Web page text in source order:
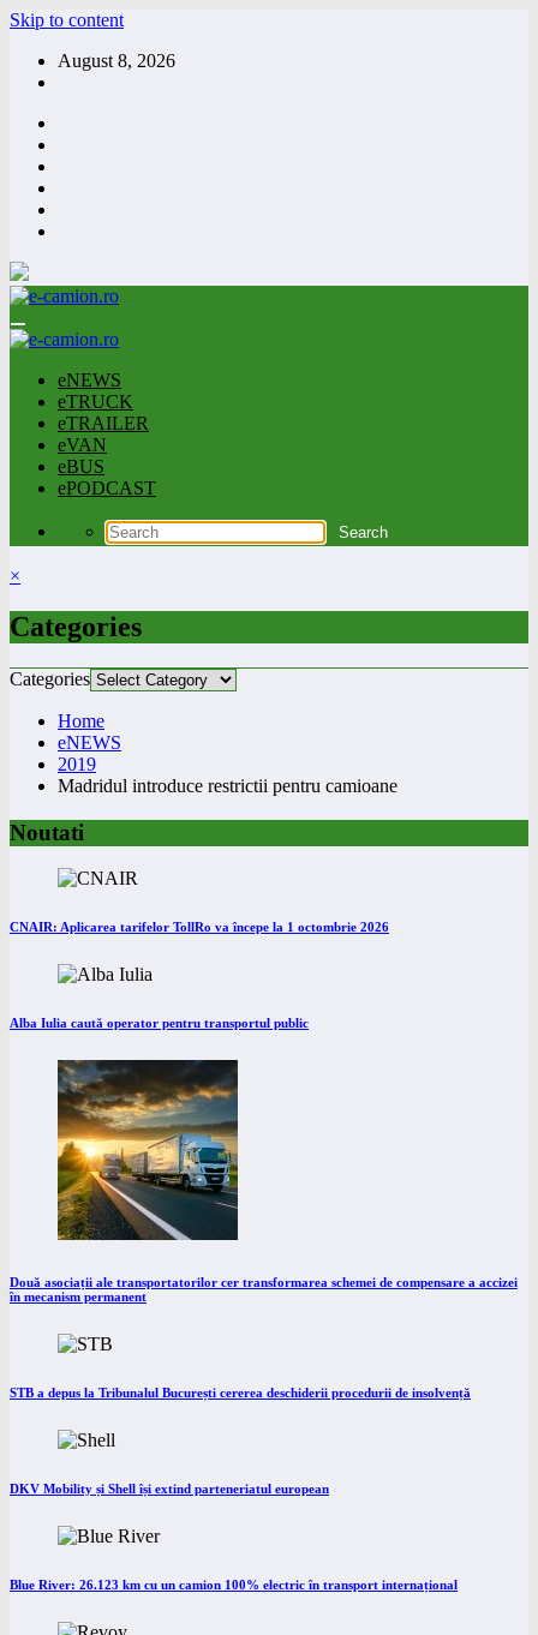
Skip to content
August 8, 2026
eNEWS
eTRUCK
eTRAILER
eVAN
eBUS
ePODCAST
×
Categories
Categories
Home
eNEWS
2019
Madridul introduce restrictii pentru camioane
Noutati
CNAIR: Aplicarea tarifelor TollRo va începe la 1 octombrie 2026
Alba Iulia caută operator pentru transportul public
Două asociații ale transportatorilor cer transformarea schemei de compensare a accizei
în mecanism permanent
STB a depus la Tribunalul București cererea deschiderii procedurii de insolvență
DKV Mobility și Shell își extind parteneriatul european
Blue River: 26.123 km cu un camion 100% electric în transport internațional